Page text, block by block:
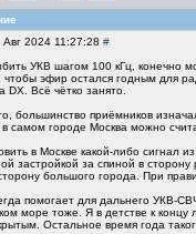
Авг 2024 11:27:28 #
УКВ шагом 100 кГц, конечно
чтобы эфир остался годным для
DX. Всё чётко занято.
большинство приёмников
самом городе Москва можно
в Москве какой-либо сигнал
застройкой за спиной в
большого города. При
помогает для дальнего УКВ-
море тоже. Я в детстве к концу
Остальное время года